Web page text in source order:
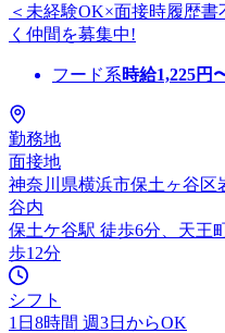
＜未経験OK×面接時履歴
く仲間を募集中!
フード系時給1,225円
勤務地
面接地
神奈川県横浜市保土ヶ谷区
谷内
保土ケ谷駅 徒歩6分、天王
歩12分
シフト
1日8時間 週3日からOK